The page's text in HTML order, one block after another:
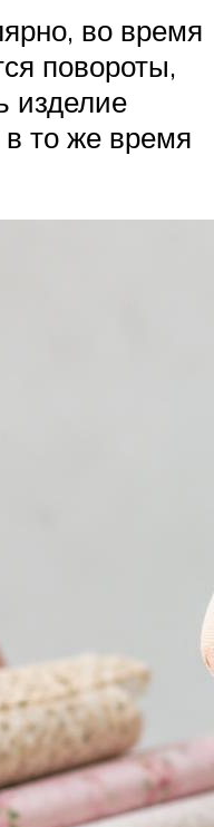
во время
повороты,
изделие
то же время